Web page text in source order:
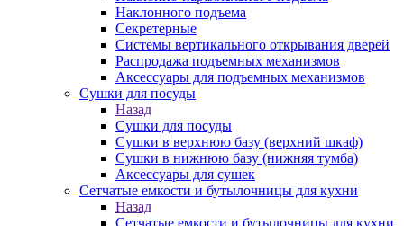
Наклонного подъема
Секретерные
Системы вертикального открывания дверей
Распродажа подъемных механизмов
Аксессуары для подъемных механизмов
Сушки для посуды
Назад
Сушки для посуды
Сушки в верхнюю базу (верхний шкаф)
Сушки в нижнюю базу (нижняя тумба)
Аксессуары для сушек
Сетчатые емкости и бутылочницы для кухни
Назад
Сетчатые емкости и бутылочницы для кухни